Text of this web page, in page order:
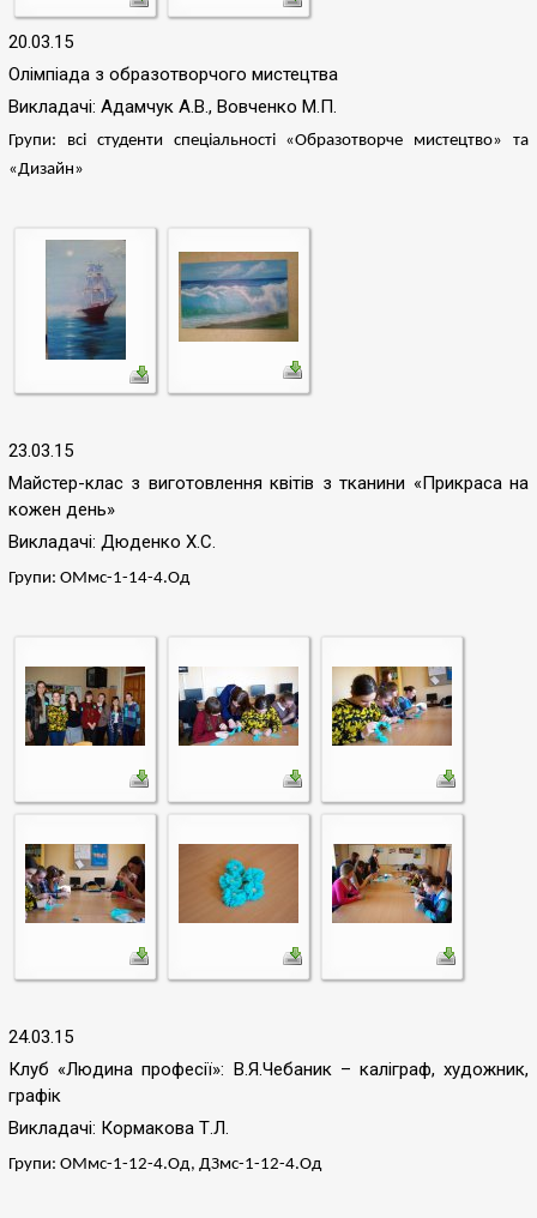
20.03.15
Олімпіада з образотворчого мистецтва
Викладачі: Адамчук А.В., Вовченко М.П.
Групи: всі студенти спеціальності «Образотворче мистецтво» та
«Дизайн»
23.03.15
Майстер-клас з виготовлення квітів з тканини «Прикраса на
кожен день»
Викладачі: Дюденко Х.С.
Групи: ОМмс-1-14-4.Од
24.03.15
Клуб «Людина професії»: В.Я.Чебаник – каліграф, художник,
графік
Викладачі: Кормакова Т.Л.
Групи: ОМмс-1-12-4.Од, ДЗмс-1-12-4.Од